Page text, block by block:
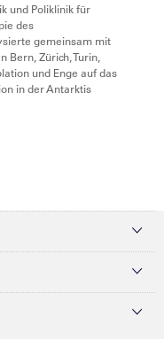
und Poliklinik für
des
gemeinsam mit
Zürich, Turin,
und Enge auf das
in der Antarktis